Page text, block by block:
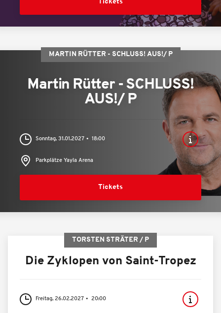
Tickets
MARTIN RÜTTER - SCHLUSS! AUS!/ P
Martin Rütter - SCHLUSS!
AUS!/ P
Sonntag, 31.01.2027 18:00
Parkplätze Yayla Arena
Tickets
TORSTEN STRÄTER / P
Die Zyklopen von Saint-Tropez
Freitag, 26.02.2027 20:00